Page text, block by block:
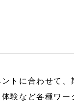
トに合わせて
験など各種ワー